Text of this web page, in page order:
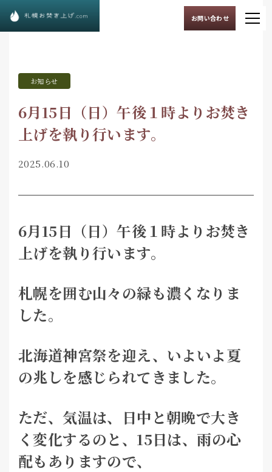
お問い合わせ
お知らせ
6月15日（日）午後１時よりお焚き
上げを執り行います。
2025.06.10
6月15日（日）午後１時よりお焚き
上げを執り行います。
札幌を囲む山々の緑も濃くなりま
した。
北海道神宮祭を迎え、いよいよ夏
の兆しを感じられてきました。
ただ、気温は、日中と朝晩で大き
く変化するのと、 15日は、雨の心
配もありますので、